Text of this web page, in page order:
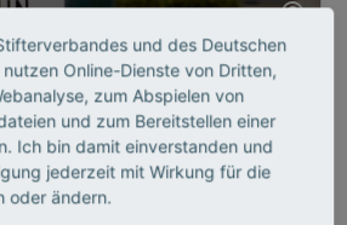
©
durch
und des Deutschen
Online-Dienste von Dritten,
zum Abspielen von
und zum Bereitstellen einer
Ich bin damit einverstanden und
jederzeit mit Wirkung für die
oder ändern.